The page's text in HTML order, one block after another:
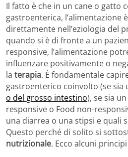
Il fatto è che in un cane o gatto
gastroenterica, l’alimentazione
direttamente nell’eziologia del
quando si è di fronte a un
responsive, l’alimentazione
influenzare positivamente o
la terapia. È fondamentale
gastroenterico coinvolto (se sia
o del grosso intestino), se sia
responsive o Food non-
una diarrea o una stipsi e quali
Questo perché di solito si
nutrizionale. Ecco alcuni